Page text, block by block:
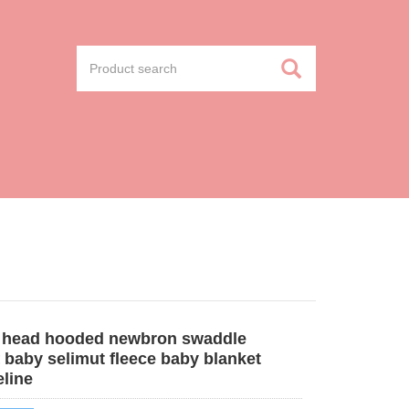
hooded newbron swaddle
baby selimut fleece baby blanket